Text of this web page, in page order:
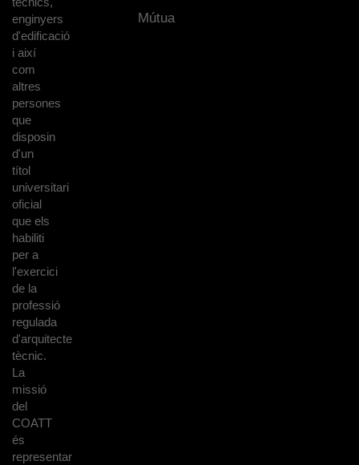
enginyers
d'edificació
i així
com
altres
persones
que
disposin
d'un
títol
universitari
oficial
que els
habiliti
per a
l'exercici
de la
professió
regulada
d'arquitecte
tècnic.
La
missió
del
COATT
és
representar
Mútua